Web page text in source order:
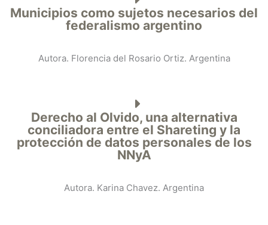
Municipios como sujetos necesarios del
federalismo argentino
Autora. Florencia del Rosario Ortiz. Argentina
Derecho al Olvido, una alternativa
conciliadora entre el Shareting y la
protección de datos personales de los
NNyA
Autora. Karina Chavez. Argentina